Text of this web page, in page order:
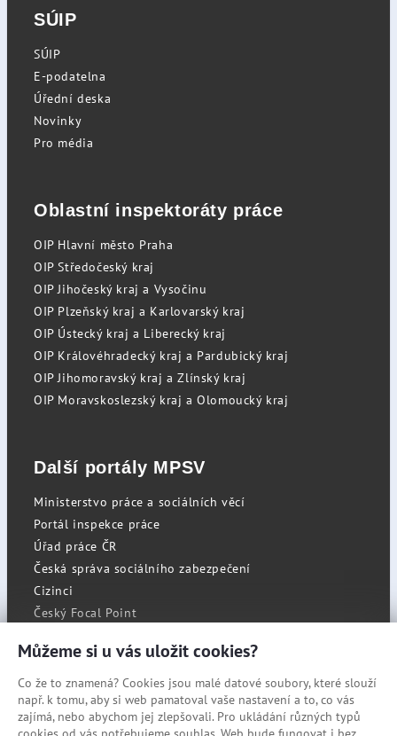
SÚIP
SÚIP
E-podatelna
Úřední deska
Novinky
Pro média
Oblastní inspektoráty práce
OIP Hlavní město Praha
OIP Středočeský kraj
OIP Jihočeský kraj a Vysočinu
OIP Plzeňský kraj a Karlovarský kraj
OIP Ústecký kraj a Liberecký kraj
OIP Královéhradecký kraj a Pardubický kraj
OIP Jihomoravský kraj a Zlínský kraj
OIP Moravskoslezský kraj a Olomoucký kraj
Další portály MPSV
Ministerstvo práce a sociálních věcí
Portál inspekce práce
Úřad práce ČR
Česká správa sociálního zabezpečení
Cizinci
Český Focal Point
RSS
Cookies
Můžeme si u vás uložit cookies?
Co že to znamená? Cookies jsou malé datové soubory, které slouží
např. k tomu, aby si web pamatoval vaše nastavení a to, co vás
zajímá, nebo abychom jej zlepšovali. Pro ukládání různých typů